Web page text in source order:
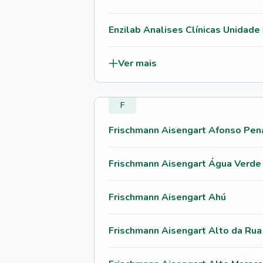
Enzilab Analises Clínicas Unidade
Ver mais
F
Frischmann Aisengart Afonso
Frischmann Aisengart Água Verde
Frischmann Aisengart Ahú
Frischmann Aisengart Alto da